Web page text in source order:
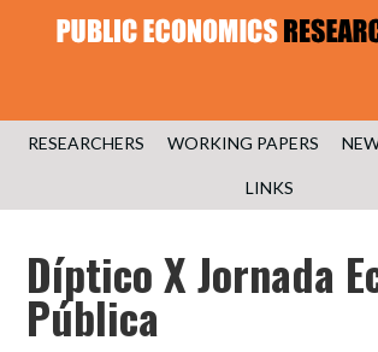
RESEARCHERS WORKING PAPERS
LINKS
Díptico X Jornada
Pública